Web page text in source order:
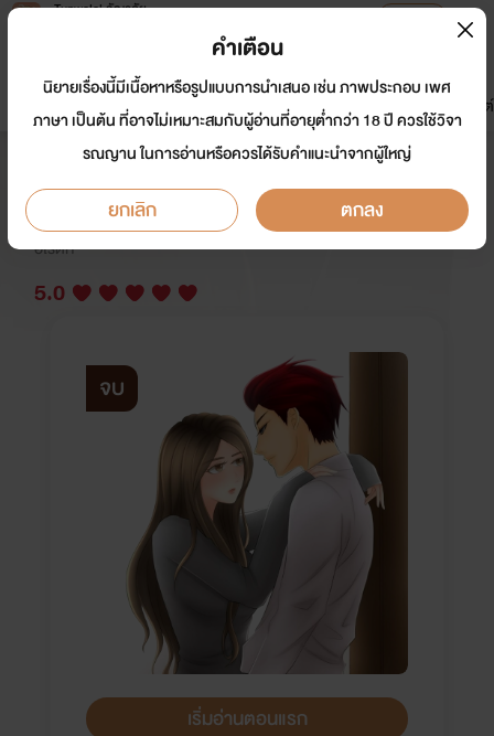
Tunwalai ธัญวลัย
หน้าแรก นิยาย อีบุ๊ก การ์ตูน
มาใหม่
ดรีมแชท ธัญลิสต์
ยัยลูกหมาของไอดอลมาเฟีย
นักเขียน: ใบละบาท
อีโรติก
5.0
จบ
เริ่มอ่านตอนแรก
คำเตือน
นิยายเรื่องนี้มีเนื้อหาหรือรูปแบบการนำเสนอ เช่น ภาพประกอบ เพศ
ภาษา เป็นต้น ที่อาจไม่เหมาะสมกับผู้อ่านที่อายุต่ำกว่า 18 ปี ควรใช้วิจา
รณญาน ในการอ่านหรือควรได้รับคำแนะนำจากผู้ใหญ่
ยกเลิก ตกลง